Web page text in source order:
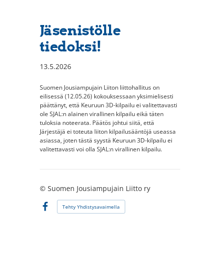
Jäsenistölle
tiedoksi!
13.5.2026
Suomen Jousiampujain Liiton liittohallitus on
eilisessä (12.05.26) kokouksessaan yksimielisesti
päättänyt, että Keuruun 3D-kilpailu ei valitettavasti
ole SJAL:n alainen virallinen kilpailu eikä täten
tuloksia noteerata. Päätös johtui siitä, että
Järjestäjä ei toteuta liiton kilpailusääntöjä useassa
asiassa, joten tästä syystä Keuruun 3D-kilpailu ei
valitettavasti voi olla SJAL:n virallinen kilpailu.
© Suomen Jousiampujain Liitto ry
Facebook
Tehty Yhdistysavaimella